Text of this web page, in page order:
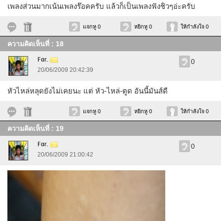
เพลงส่วนมากเน้นเพลงร๊อคครับ แล้วก็เป็นเพลงฟังชิวๆอ่ะครับ
แจกหู 0 หยิกหู 0 ให้กำลังใจ 0
ความคิดเห็นที่ : 18
Far.
20/06/2009 20:42:39
0
หัวไหล่หลุดยังไม่เคยนะ แต่ หัว-ไหล่-ตูด อันนี้มันส์ดี
แจกหู 0 หยิกหู 0 ให้กำลังใจ 0
ความคิดเห็นที่ : 19
Far.
20/06/2009 21:00:42
0